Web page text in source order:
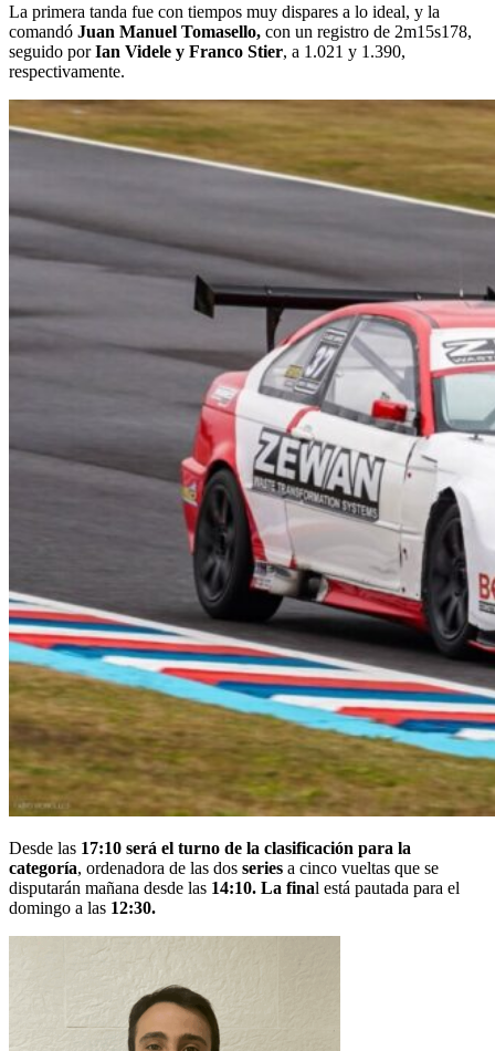
La primera tanda fue con tiempos muy dispares a lo ideal, y la
comandó Juan Manuel Tomasello, con un registro de 2m15s178,
seguido porIan Videle y Franco Stier, a 1.021 y 1.390,
respectivamente.
Desde las 17:10 será el turno de la clasificación para la
categoría, ordenadora de las dos series a cinco vueltas que se
disputarán mañana desde las 14:10. La final está pautada para el
domingo a las 12:30.